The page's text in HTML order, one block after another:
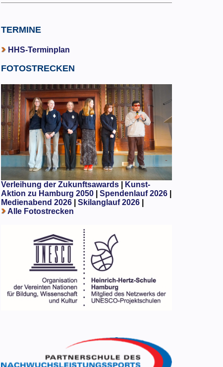
TERMINE
HHS-Terminplan
FOTOSTRECKEN
Verleihung der Zukunftsawards|
Kunst-
Aktion zu Hamburg 2050
Spendenlauf 2026|
Medienabend 2026| Skilanglauf 2026|
Alle Fotostrecken